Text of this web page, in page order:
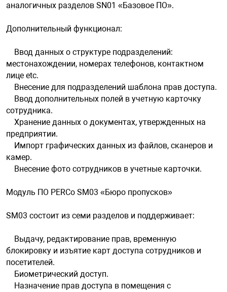
аналогичных разделов SN01 «Базовое ПО».
Дополнительный функционал:
Ввод данных о структуре подразделений:
местонахождении, номерах телефонов, контактном
лице etc.
Внесение для подразделений шаблона прав доступа.
Ввод дополнительных полей в учетную карточку
сотрудника.
Хранение данных о документах, утвержденных на
предприятии.
Импорт графических данных из файлов, сканеров и
камер.
Внесение фото сотрудников в учетные карточки.
Модуль ПО PERCo SM03 «Бюро пропусков»
SM03 состоит из семи разделов и поддерживает:
Выдачу, редактирование прав, временную
блокировку и изъятие карт доступа сотрудников и
посетителей.
Биометрический доступ.
Назначение прав доступа в помещения с